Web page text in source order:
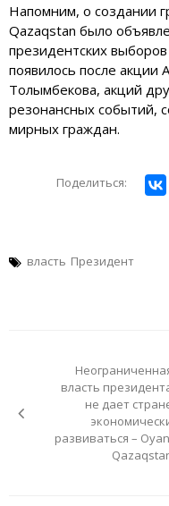
Напомним, о создании
Qazaqstan было
президентских
появилось после акции
Толымбекова, акций
резонансных событий,
мирных граждан.
Поделиться:
власть Президент
власть
не дает
развиваться – Oyan,